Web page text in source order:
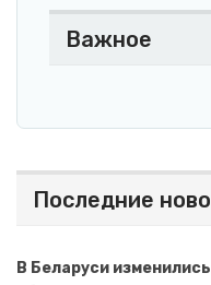
Важное
Последние
В Беларуси